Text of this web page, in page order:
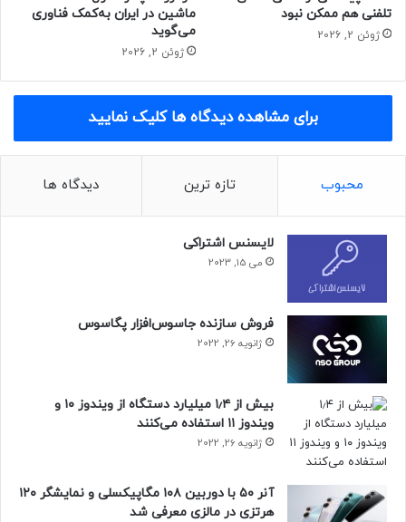
گفته می‌شود فایند X10 پرو مکس سیستم دوربین بسیار
یک دوربین تله‌فوتو پریسکوپی ۲۰۰ مگاپیکسلی مجهز خواهد شد
وظیفه‌ی پردازش را برعهده خواهد داشت.
می‌رسد؛ ظرفیتی که در صورت صحت می‌تواند یکی از بزرگ‌ترین
باتری‌های به‌کاررفته در یک گوشی پرچمدار باشد. البته تمام این
اطلاعات فعلاً در حد شایعه و گزارش‌های غیررسمی هستند.
حتما بخوانید :
این ماه چقدر می‌شود؟
منبع : زومیت
تلفنی هم ممکن نبود
ژوئن 2, 2026
ماشین در ایران به‌کمک فناوری
می‌گوید
ژوئن 2, 2026
برای مشاهده دیدگاه ها کلیک نمایید
محبوب تازه ترین دیدگاه ها
لایسنس اشتراکی
می 15, 2023
فروش سازنده جاسوس‌افزار پگاسوس
ژانویه 26, 2022
بیش از ۱٫۴ میلیارد دستگاه از ویندوز ۱۰ و
ویندوز ۱۱ استفاده می‌کنند
ژانویه 26, 2022
آنر ۵۰ با دوربین ۱۰۸ مگاپیکسلی و نمایشگر ۱۲۰
هرتزی در مالزی معرفی شد